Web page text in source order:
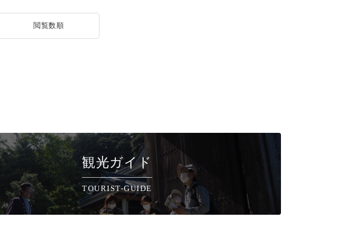
閲覧数順
観光ガイド
TOURIST-GUIDE